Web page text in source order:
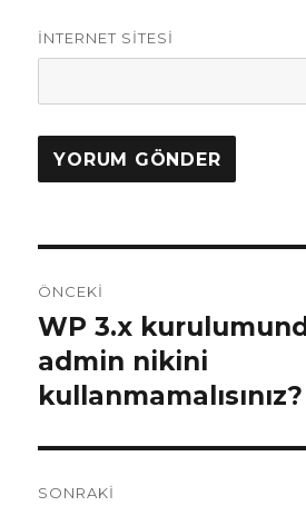
İNTERNET SITESI
dolaşımı
ÖNCEKI
Önceki
yazı:
WP 3.x
admin nikini
kullanmamalısınız?
SONRAKI